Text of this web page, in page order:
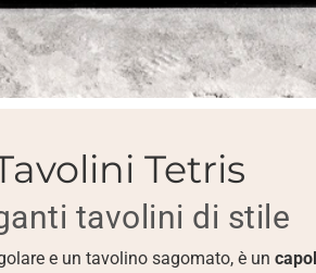
Tetris
tavolini di stile
e un tavolino sagomato, è un